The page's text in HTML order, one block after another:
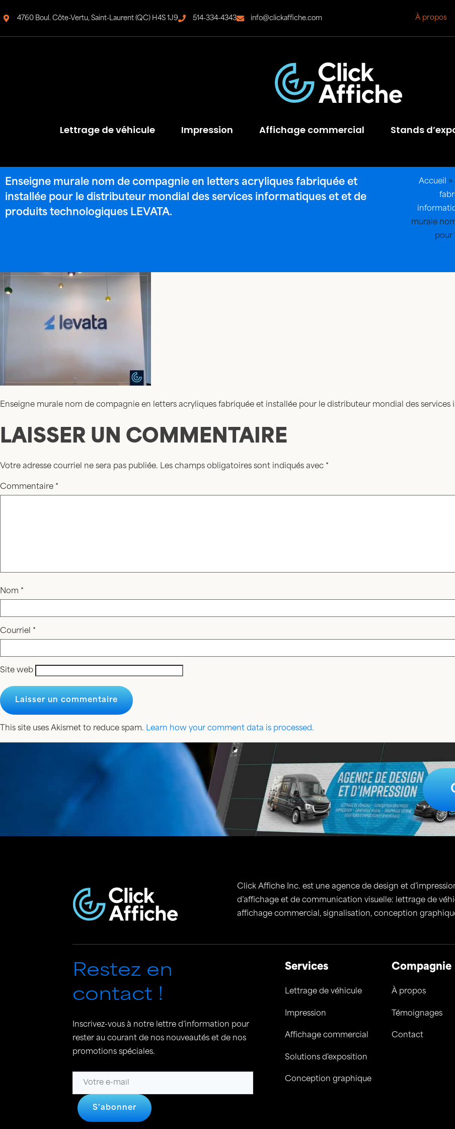
4760 Boul. Côte-Vertu, Saint-Laurent (QC) H4S 1J9 514-334-4343 info@clickaffiche.com À propos
Lettrage de véhicule Impression Affichage commercial Stands
Enseigne murale nom de compagnie en letters acryliques fabriquée et
installée pour le distributeur mondial des services informatiques et et de
produits technologiques LEVATA.
Accueil »
murale
pour
Enseigne murale nom de compagnie en letters acryliques fabriquée et installée pour le distributeur mondial des
LAISSER UN COMMENTAIRE
Votre adresse courriel ne sera pas publiée. Les champs obligatoires sont indiqués avec *
Commentaire *
Nom *
Courriel *
Site web
This site uses Akismet to reduce spam. Learn how your comment data is processed.
Click Affiche Inc. est une agence de design et
d’affichage et de communication visuelle: lettrage de
affichage commercial, signalisation, conception
Restez en
contact !
Inscrivez-vous à notre lettre d’information pour
rester au courant de nos nouveautés et de nos
promotions spéciales.
S'abonner
Services
Lettrage de véhicule
Impression
Affichage commercial
Solutions d'exposition
Conception graphique
Compagnie
À propos
Témoignages
Contact